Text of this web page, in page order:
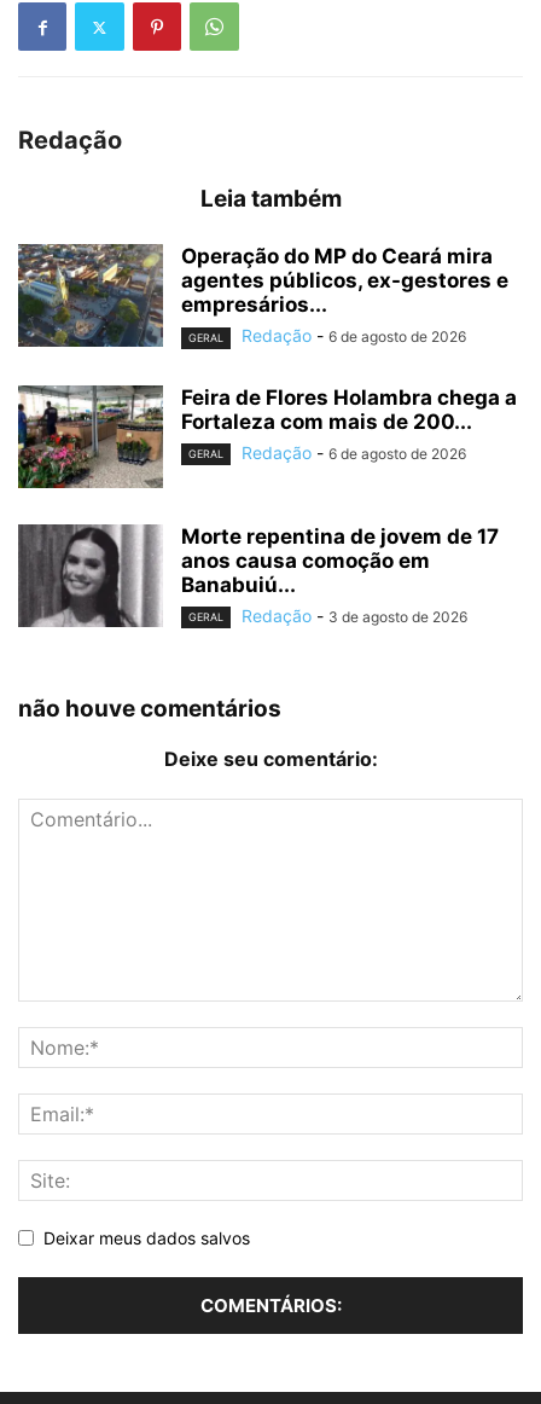
Redação
Leia também
Operação do MP do Ceará mira
agentes públicos, ex-gestores e
empresários...
GERAL Redação - 6 de agosto de 2026
Feira de Flores Holambra chega a
Fortaleza com mais de 200...
GERAL Redação - 6 de agosto de 2026
Morte repentina de jovem de 17
anos causa comoção em
Banabuiú...
GERAL Redação - 3 de agosto de 2026
não houve comentários
Deixe seu comentário:
Deixar meus dados salvos